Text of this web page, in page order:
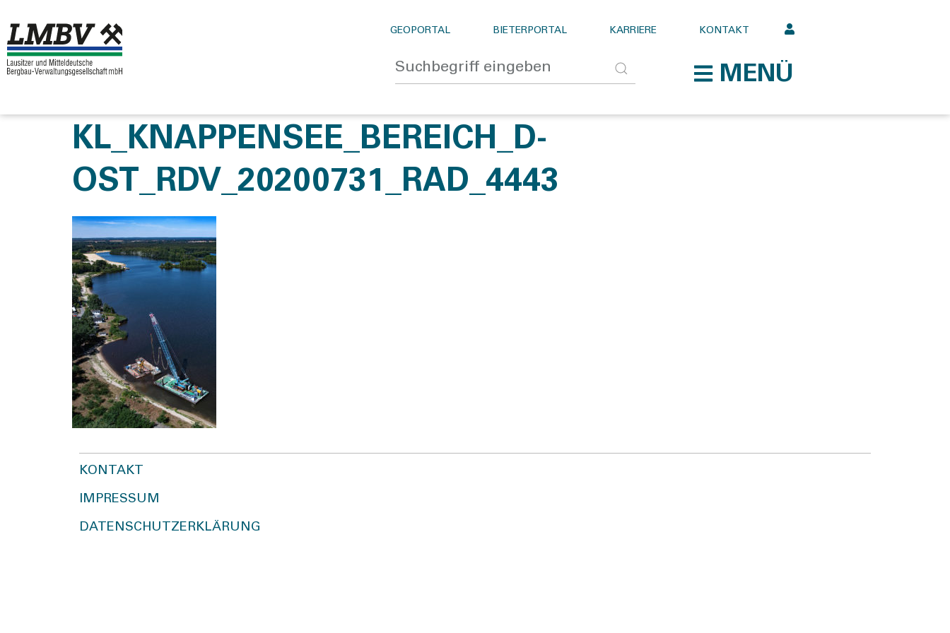
GEOPORTAL BIETERPORTAL KARRIERE KONTAKT
MENÜ
KL_KNAPPENSEE_BEREICH_D-
OST_RDV_20200731_RAD_4443
KONTAKT
IMPRESSUM
DATENSCHUTZERKLÄRUNG